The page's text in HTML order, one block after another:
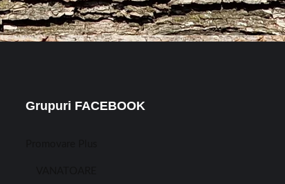
Grupuri FACEBOOK